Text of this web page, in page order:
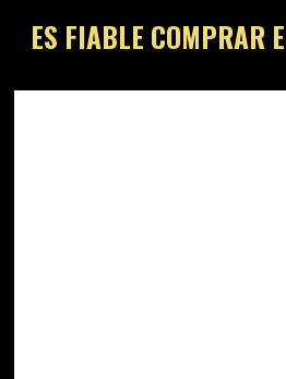
ES FIABLE COMPRAR